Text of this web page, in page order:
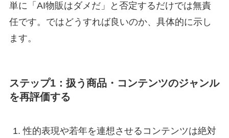
単に「AI物販はダメだ」と否定するだけでは無責
任です。ではどうすれば良いのか、具体的に示し
ます。
ステップ1：扱う商品・コンテンツのジャンル
を再評価する
性的表現や若年を連想させるコンテンツは絶対